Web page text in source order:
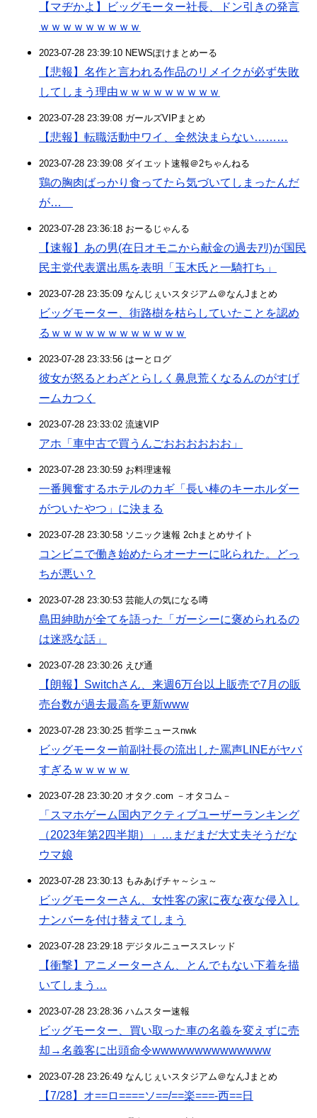
【マヂかよ】ビッグモーター社長、ドン引きの発言
ｗｗｗｗｗｗｗｗｗ
2023-07-28 23:39:10 NEWSぽけまとめーる
【悲報】名作と言われる作品のリメイクが必ず失敗
してしまう理由ｗｗｗｗｗｗｗｗｗ
2023-07-28 23:39:08 ガールズVIPまとめ
【悲報】転職活動中ワイ、全然決まらない………
2023-07-28 23:39:08 ダイエット速報＠2ちゃんねる
鶏の胸肉ばっかり食ってたら気づいてしまったんだ
が…
2023-07-28 23:36:18 おーるじゃんる
【速報】あの男(在日オモニから献金の過去ｱﾘ)が国民
民主党代表選出馬を表明「玉木氏と一騎打ち」
2023-07-28 23:35:09 なんじぇいスタジアム＠なんJまとめ
ビッグモーター、街路樹を枯らしていたことを認め
るｗｗｗｗｗｗｗｗｗｗｗｗ
2023-07-28 23:33:56 はーとログ
彼女が怒るとわざとらしく鼻息荒くなるんのがすげ
ームカつく
2023-07-28 23:33:02 流速VIP
アホ「車中古で買うんごおおおおおお」
2023-07-28 23:30:59 お料理速報
一番興奮するホテルのカギ「長い棒のキーホルダー
がついたやつ」に決まる
2023-07-28 23:30:58 ソニック速報 2chまとめサイト
コンビニで働き始めたらオーナーに叱られた。どっ
ちが悪い？
2023-07-28 23:30:53 芸能人の気になる噂
島田紳助が全てを語った「ガーシーに褒められるの
は迷惑な話」
2023-07-28 23:30:26 えび通
【朗報】Switchさん、来週6万台以上販売で7月の販
売台数が過去最高を更新www
2023-07-28 23:30:25 哲学ニュースnwk
ビッグモーター前副社長の流出した罵声LINEがヤバ
すぎるｗｗｗｗｗ
2023-07-28 23:30:20 オタク.com －オタコム－
「スマホゲーム国内アクティブユーザーランキング
（2023年第2四半期）」…まだまだ大丈夫そうだな
ウマ娘
2023-07-28 23:30:13 もみあげチャ～シュ～
ビッグモーターさん、女性客の家に夜な夜な侵入し
ナンバーを付け替えてしまう
2023-07-28 23:29:18 デジタルニューススレッド
【衝撃】アニメーターさん、とんでもない下着を描
いてしまう…
2023-07-28 23:28:36 ハムスター速報
ビッグモーター、買い取った車の名義を変えずに売
却→名義客に出頭命令wwwwwwwwwwwwww
2023-07-28 23:26:49 なんじぇいスタジアム＠なんJまとめ
【7/28】オ==ロ====ソ==/==楽===-西==日